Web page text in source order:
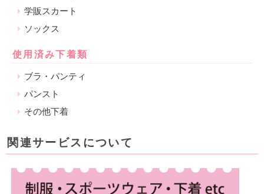
学販スカート
ソックス
使用済み下着類
ブラ・パンティ
パンスト
その他下着
関連サービスについて